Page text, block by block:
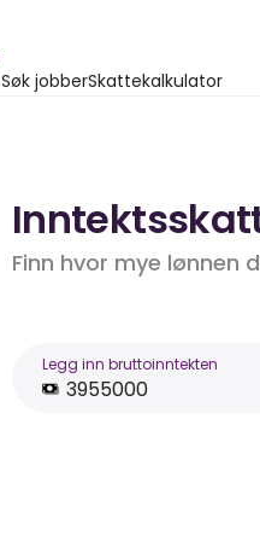
Søk jobberSkattekalkulator
Finn hvor mye lønnen
Legg inn bruttoinntekten